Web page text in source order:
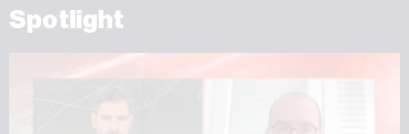
Spotlight